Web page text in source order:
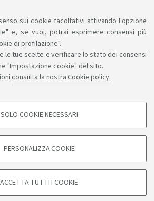
sui cookie facoltativi attivando l'opzione
e, se vuoi, potrai esprimere consensi più
di profilazione".
le tue scelte e verificare lo stato dei consensi
"Impostazione cookie" del sito.
consulta la nostra Cookie policy.
- FACOLTATIVI
in base al loro comportamento sul sito, per analisi
SOLO COOKIE NECESSARI
PERSONALIZZA COOKIE
ACCETTA TUTTI I COOKIE
il diritto alla conoscenza
Seguici su:
33 - 40126 Bologna - PI: 01131710376 -
CF: 80007010376
Informazioni sul sito e accessibilità
Impostazioni cookie